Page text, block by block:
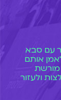
עם סבא
אותם
מורשת
ולעזור